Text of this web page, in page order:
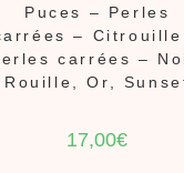
Puces – Perles
– Citrouille
carrées –
Rouille, Or,
17,00€